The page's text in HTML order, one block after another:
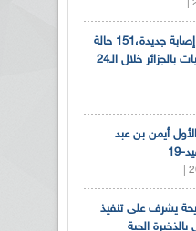
كورونا :247 إصابة جديدة،151 حالة
شفاء و8 وفيات بالجزائر خلال الـ24
أيمن بن عبد
19
يشرف على تنفيذ
الحية